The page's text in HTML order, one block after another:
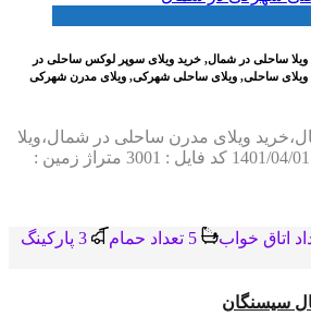
ویلا ساحلی در شمال, خرید ویلای سوپر لوکس ساحلی در
ساحلی, ویلای ساحلی شهرکی, ویلای مدرن شهرکی
ویلای مدرن ساحلی در شمال،ویلا
ساحلی تاریخ درج فایل : 1401/04/01 کد فایل : 3001 متراژ زمین :
سیسنگان